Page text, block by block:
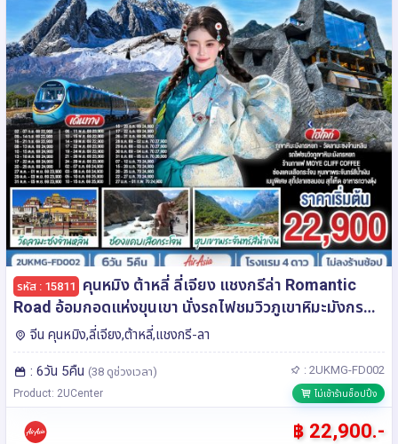
รหัส : 15811
คุนหมิง ต้าหลี่ ลี่เจียง แชงกรีล่า Romantic
Road อ้อมกอดแห่งขุนเขา นั่งรถไฟชมวิวภูเขาหิมะมังกร
หยก 6 วัน 5 คืน *ไม่ลงร้าน*โดยสายการบินแอร์เอเซีย (FD)
จีน คุนหมิง,ลี่เจียง,ต้าหลี่,แชงกรี-ลา
: 6วัน 5คืน (38 ดูช่วงเวลา) : 2UKMG-FD002
Product: 2UCenter ไม่เข้าร้านช็อปปิ้ง
฿ 22,900.-